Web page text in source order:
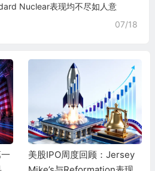
Nuclear表现均不尽如人意
07/18
美股IPO周度回顾：Jersey